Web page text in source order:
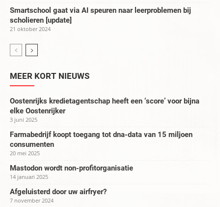
Smartschool gaat via AI speuren naar leerproblemen bij
scholieren [update]
21 oktober 2024
MEER KORT NIEUWS
Oostenrijks kredietagentschap heeft een ‘score’ voor bijna
elke Oostenrijker
3 juni 2025
Farmabedrijf koopt toegang tot dna-data van 15 miljoen
consumenten
20 mei 2025
Mastodon wordt non-profitorganisatie
14 januari 2025
Afgeluisterd door uw airfryer?
7 november 2024